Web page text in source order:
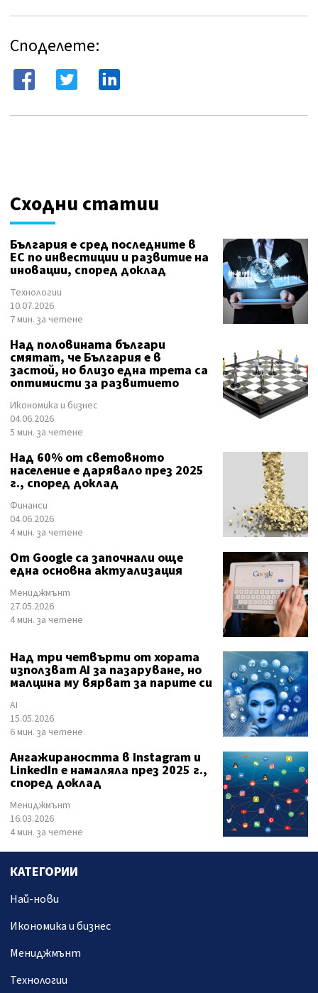
Споделете:
Сходни статии
България е сред последните в
ЕС по инвестиции и развитие на
иновации, според доклад
Технологии
10.07.2026
7 мин. за четене
Над половината българи
смятат, че България е в
застой, но близо една трета са
оптимисти за развитието
Икономика и бизнес
04.06.2026
5 мин. за четене
Над 60% от световното
население е дарявало през 2025
г., според доклад
Финанси
04.06.2026
4 мин. за четене
От Google са започнали още
една основна актуализация
Мениджмънт
27.05.2026
4 мин. за четене
Над три четвърти от хората
използват AI за пазаруване, но
малцина му вярват за парите си
AI
15.05.2026
6 мин. за четене
Ангажираността в Instagram и
LinkedIn е намаляла през 2025 г.,
според доклад
Мениджмънт
16.03.2026
4 мин. за четене
КАТЕГОРИИ
Най-нови
Икономика и бизнес
Мениджмънт
Технологии